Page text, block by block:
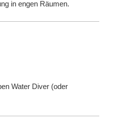
in engen Räumen.
Water Diver (oder